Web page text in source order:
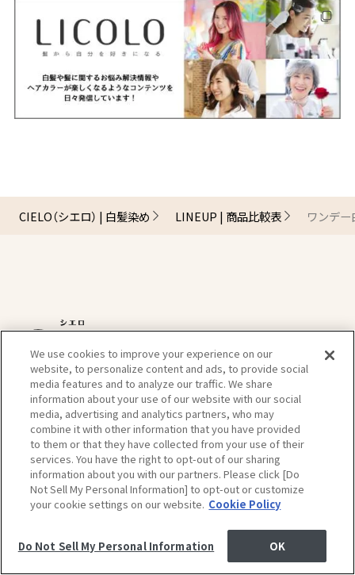
CIELO（シエロ） | 白髪染め LINEUP | 商品比較表 ワンデ
商品情報
カラートリートメント ヘアカラークリーム
ムースカラー ヘアカラーミルキー
ワンデー白髪かくし
オイルイン
ヘアマニキュア
限定商品
We use cookies to improve your experience on our
website, to personalize content and ads, to provide social
media features and to analyze our traffic. We share
information about your use of our website with our social
media, advertising and analytics partners, who may
combine it with other information that you have provided
to them or that they have collected from your use of their
services. You have the right to opt-out of our sharing
information about you with our partners. Please click [Do
Not Sell My Personal Information] to opt-out or customize
your cookie settings on our website. Cookie Policy
Do Not Sell My Personal Information OK